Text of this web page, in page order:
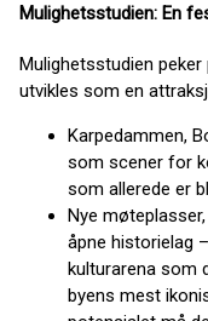
Mulighetsstudien: En
Mulighetsstudien
utvikles som en
Karpedammen,
som scener for
som allerede er
Nye
åpne historielag
kulturarena som
byens mest